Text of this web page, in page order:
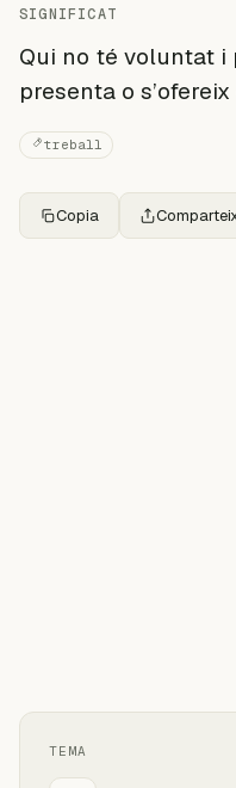
SIGNIFICAT
Qui no té voluntat i
presenta o
treball
Copia
TEMA